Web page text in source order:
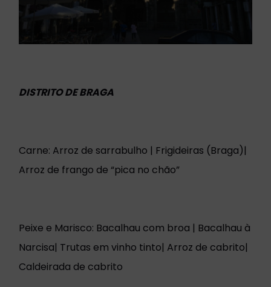
DISTRITO DE BRAGA
Carne: Arroz de sarrabulho | Frigideiras (Braga)|
Arroz de frango de “pica no chão”
Peixe e Marisco: Bacalhau com broa | Bacalhau à
Narcisa| Trutas em vinho tinto| Arroz de cabrito|
Caldeirada de cabrito